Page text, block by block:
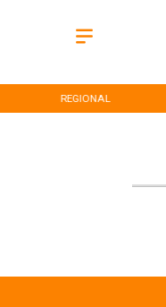
REGIONAL